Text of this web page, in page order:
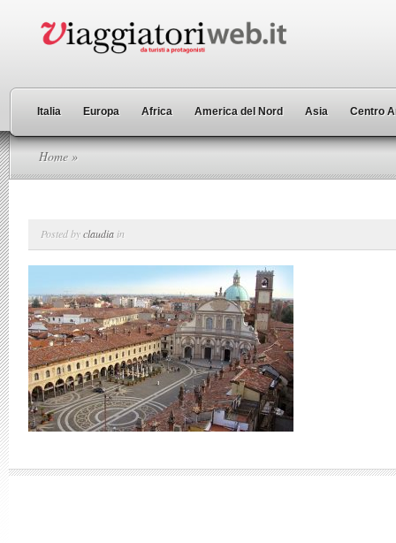
Italia Europa Africa America del Nord Asia Centro
Home »
Posted byclaudia in